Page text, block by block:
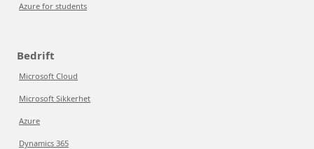
Azure for students
Bedrift
Microsoft Cloud
Microsoft Sikkerhet
Azure
Dynamics 365